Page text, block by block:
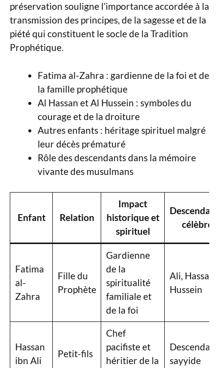
préservation souligne l’importance accordée à la
transmission des principes, de la sagesse et de la
piété qui constituent le socle de la Tradition
Prophétique.
Fatima al-Zahra : gardienne de la foi et de
la famille prophétique
Al Hassan et Al Hussein : symboles du
courage et de la droiture
Autres enfants : héritage spirituel malgré
leur décès prématuré
Rôle des descendants dans la mémoire
vivante des musulmans
Enfant Relation
Impact
historique et
spirituel
célèbre
Fatima
al-
Zahra
Fille du
Prophète
Gardienne
de la
spiritualité
familiale et
de la foi
Ali, Hassan,
Hussein
Hassan
ibn Ali
Petit-fils
Chef
pacifiste et
héritier de la
sayyide